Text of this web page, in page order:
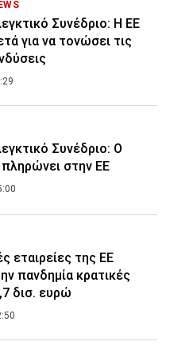
Συνέδριο: Η ΕΕ
για να τονώσει τις
Συνέδριο: Ο
στην ΕΕ
εταιρείες της ΕΕ
πανδημία κρατικές
δισ. ευρώ